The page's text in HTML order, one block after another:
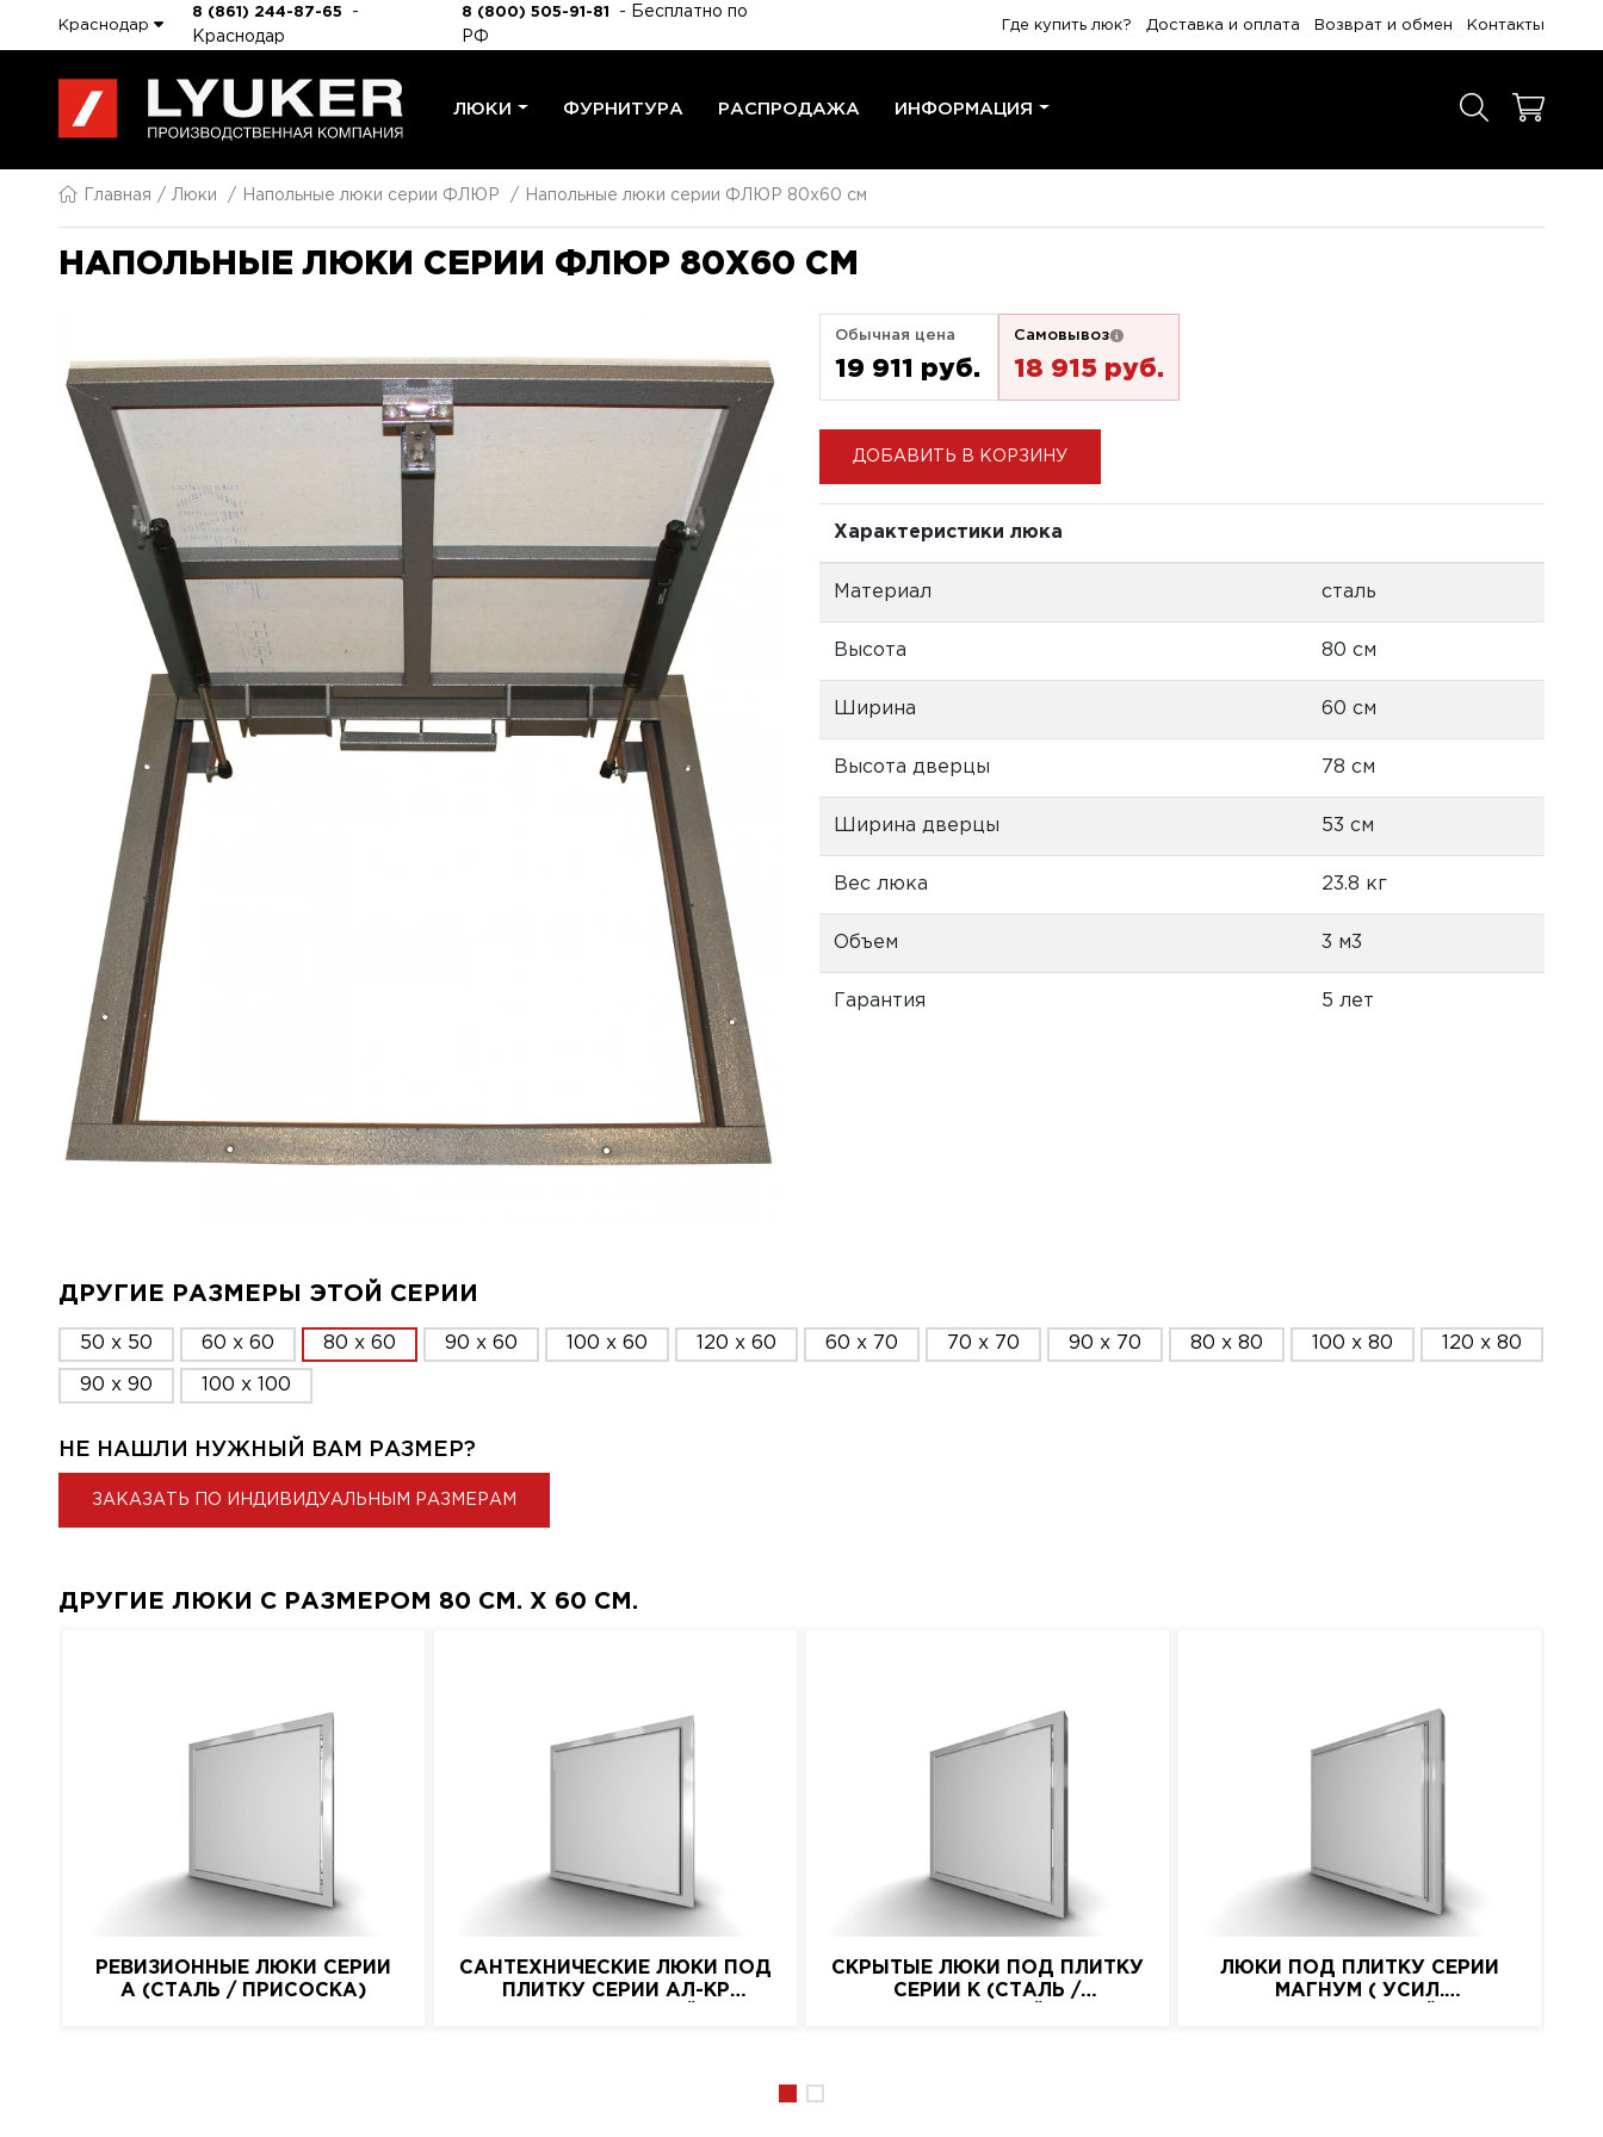
Краснодар
8 (861) 244-87-65
-
Краснодар
8 (800) 505-91-81
- Бесплатно по
РФ
Где купить люк? Доставка и оплата Возврат и обмен Контакты
ЛЮКИ ФУРНИТУРА РАСПРОДАЖА ИНФОРМАЦИЯ
Главная Люки Напольные люки серии ФЛЮР Напольные люки серии ФЛЮР 80x60 см
НАПОЛЬНЫЕ ЛЮКИ СЕРИИ ФЛЮР 80X60 СМ
Обычная цена
19 911 pуб.
Самовывоз
18 915 pуб.
ДОБАВИТЬ В КОРЗИНУ
Характеристики люка
Материал сталь
Высота 80 см
Ширина 60 см
Высота дверцы 78 см
Ширина дверцы 53 см
Вес люка 23.8 кг
Объем 3 м3
Гарантия 5 лет
ДРУГИЕ РАЗМЕРЫ ЭТОЙ СЕРИИ
50 x 50 60 x 60 80 x 60 90 x 60 100 x 60 120 x 60 60 x 70 70 x 70 90 x 70 80 x 80 100 x 80 120 x 80
90 x 90 100 x 100
НЕ НАШЛИ НУЖНЫЙ ВАМ РАЗМЕР?
ЗАКАЗАТЬ ПО ИНДИВИДУАЛЬНЫМ РАЗМЕРАМ
ДРУГИЕ ЛЮКИ С РАЗМЕРОМ 80 СМ. X 60 СМ.
РЕВИЗИОННЫЕ ЛЮКИ СЕРИИ
A (СТАЛЬ / ПРИСОСКА)
САНТЕХНИЧЕСКИЕ ЛЮКИ ПОД
ПЛИТКУ СЕРИИ АЛ-КР
СКРЫТЫЕ ЛЮКИ ПОД ПЛИТКУ
СЕРИИ K (СТАЛЬ /
ЛЮКИ ПОД ПЛИТКУ СЕРИИ
МАГНУМ ( УСИЛ.